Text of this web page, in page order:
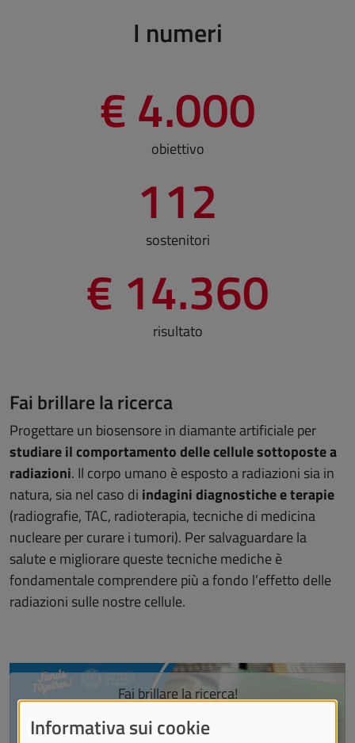
I numeri
€ 4.000
obiettivo
112
sostenitori
€ 14.360
risultato
Fai brillare la ricerca
Progettare un biosensore in diamante artificialeper
studiare il comportamento delle cellule sottoposte a
radiazioni. Il corpo umano è esposto a radiazioni sia in
natura, sia nel caso di indagini diagnostiche e terapie
(radiografie, TAC, radioterapia, tecniche di medicina
nucleare per curare i tumori). Per salvaguardare la
salute e migliorare queste tecniche mediche è
fondamentale comprendere più a fondo l’effetto delle
radiazioni sulle nostre cellule.
Salta lo slider
Fai brillare la ricerca!
Caricare contenuto esterno fornito da
Informativa sui cookie